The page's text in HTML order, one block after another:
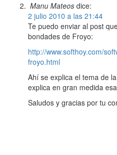
Manu Mateos dice:
2 julio 2010 a las 21:44
Te puedo enviar al post
bondades de Froyo:
http://www.softhoy.com/
froyo.html
Ahí se explica el tema de
explica en gran medida
Saludos y gracias por tu